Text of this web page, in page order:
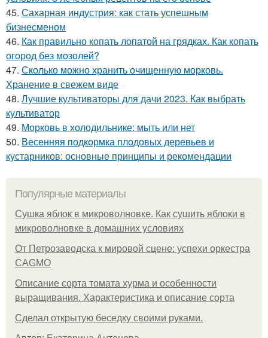
45. Сахарная индустрия: как стать успешным
бизнесменом
46. Как правильно копать лопатой на грядках. Как копать
огород без мозолей?
47. Сколько можно хранить очищенную морковь.
Хранение в свежем виде
48. Лучшие культиваторы для дачи 2023. Как выбрать
культиватор
49. Морковь в холодильнике: мыть или нет
50. Весенняя подкормка плодовых деревьев и
кустарников: основные принципы и рекомендации
Популярные материалы
Сушка яблок в микроволновке. Как сушить яблоки в
микроволновке в домашних условиях
От Петрозаводска к мировой сцене: успехи оркестра
CAGMO
Описание сорта томата хурма и особенности
выращивания. Характеристика и описание сорта
Сделал открытую беседку своими руками.